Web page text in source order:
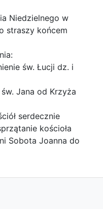
Niedzielnego w
straszy końcem
św. Łucji dz. i
Jana od Krzyża
serdecznie
kościoła
Sobota Joanna do